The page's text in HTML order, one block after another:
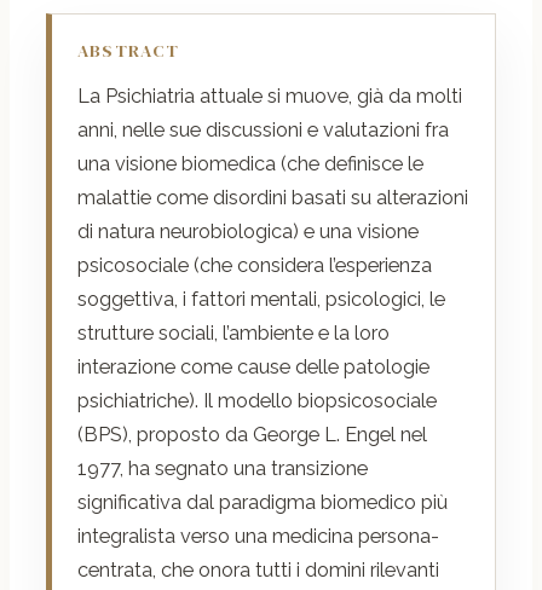
ABSTRACT
La Psichiatria attuale si muove, già da molti
anni, nelle sue discussioni e valutazioni fra
una visione biomedica (che definisce le
malattie come disordini basati su alterazioni
di natura neurobiologica) e una visione
psicosociale (che considera l’esperienza
soggettiva, i fattori mentali, psicologici, le
strutture sociali, l’ambiente e la loro
interazione come cause delle patologie
psichiatriche). Il modello biopsicosociale
(BPS), proposto da George L. Engel nel
1977, ha segnato una transizione
significativa dal paradigma biomedico più
integralista verso una medicina persona-
centrata, che onora tutti i domini rilevanti